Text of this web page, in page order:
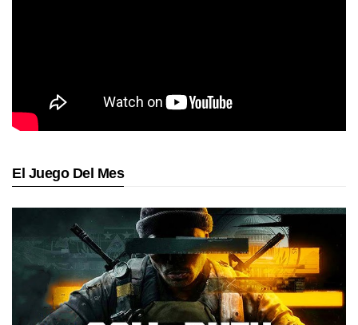
El Juego Del Mes